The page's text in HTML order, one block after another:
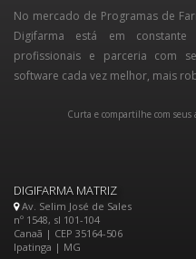
No mercado de Programas de
Digifarma está em
profissionais e parceria com
software cada vez melhor, mais
Curta e compartilhe com seus
DIGIFARMA MATRIZ
Av. Selim José de Sales
nº 1548, sl 101-104
Canaã | CEP 35164-506
Ipatinga | MG